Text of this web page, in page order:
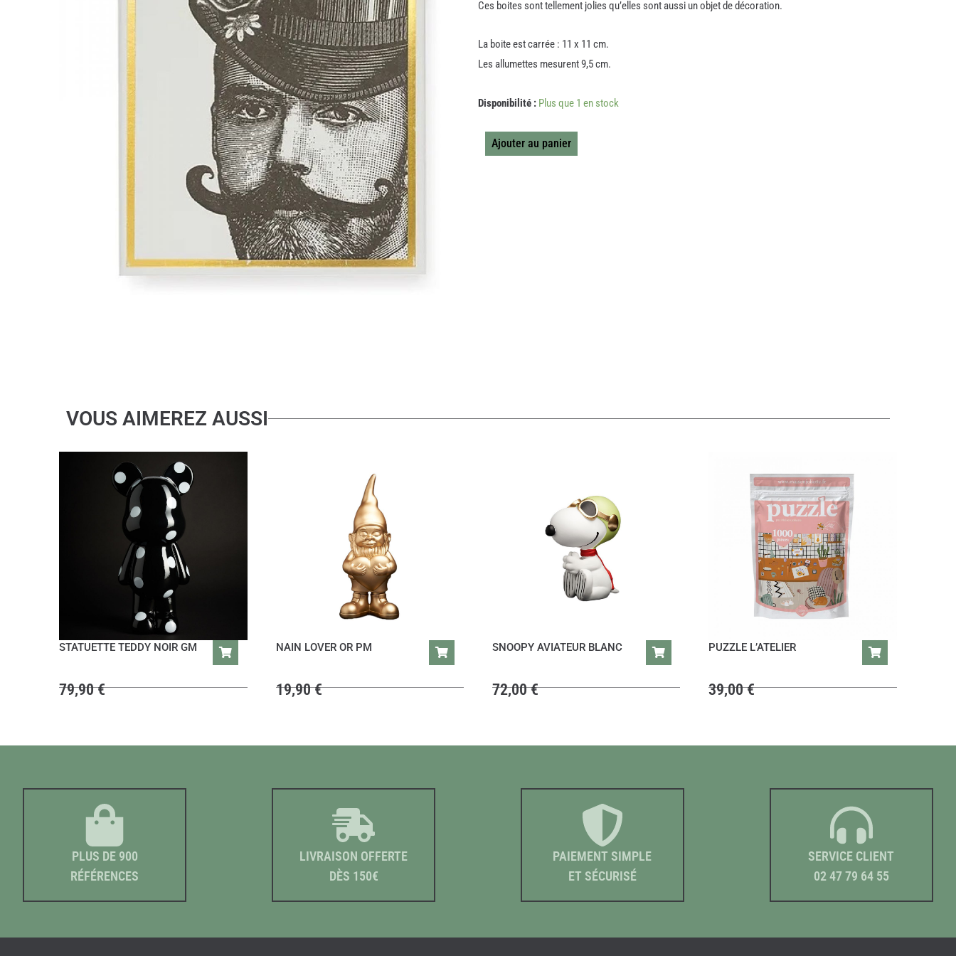
Ces boites sont tellement jolies qu’elles sont aussi un objet de décoration.
La boite est carrée : 11 x 11 cm.
Les allumettes mesurent 9,5 cm.
Disponibilité : Plus que 1 en stock
quantité
CARREE
GENTLEMAN
Ajouter au panier
VOUS AIMEREZ AUSSI
STATUETTE TEDDY NOIR GM
79,90€
NAIN LOVER OR PM
19,90€
SNOOPY AVIATEUR BLANC
72,00€
PUZZLE L’ATELIER
39,00€
PLUS DE 900
RÉFÉRENCES
LIVRAISON OFFERTE
DÈS 150€
PAIEMENT SIMPLE
ET SÉCURISÉ
SERVICE CLIENT
02 47 79 64 55